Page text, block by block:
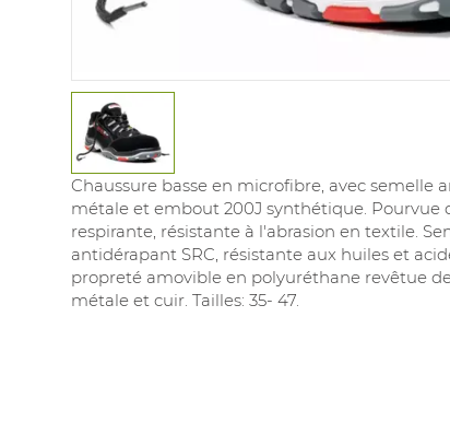
Chaussure basse en microfibre, avec semelle
métale et embout 200J synthétique. Pourvue
respirante, résistante à l'abrasion en textile.
antidérapant SRC, résistante aux huiles et
propreté amovible en polyuréthane revêtue de
métale et cuir. Tailles: 35- 47.